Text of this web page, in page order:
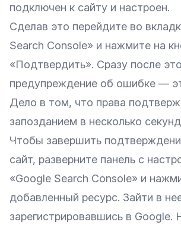
подключен к сайту и настроен.
Сделав это перейдите во
Search Console» и нажмите на
«Подтвердить». Сразу после
предупреждение об ошибке —
Дело в том, что права
запозданием в несколько
Чтобы завершить
сайт, разверните панель с
«Google Search Console» и
добавленный ресурс. Зайти в
зарегистрировавшись в Google.